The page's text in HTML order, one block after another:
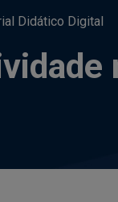
Didático Digital